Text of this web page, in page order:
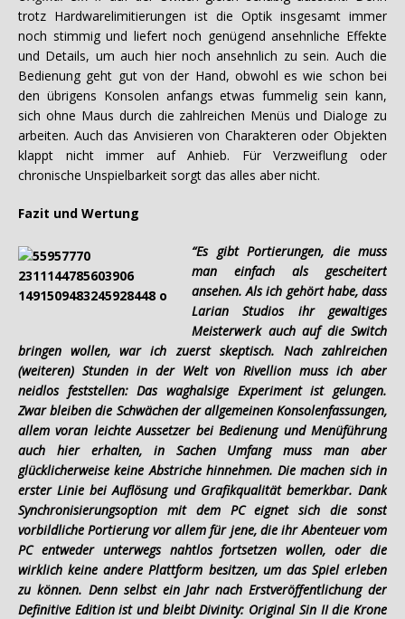
trotz Hardwarelimitierungen ist die Optik insgesamt immer
noch stimmig und liefert noch genügend ansehnliche Effekte
und Details, um auch hier noch ansehnlich zu sein. Auch die
Bedienung geht gut von der Hand, obwohl es wie schon bei
den übrigens Konsolen anfangs etwas fummelig sein kann,
sich ohne Maus durch die zahlreichen Menüs und Dialoge zu
arbeiten. Auch das Anvisieren von Charakteren oder Objekten
klappt nicht immer auf Anhieb. Für Verzweiflung oder
chronische Unspielbarkeit sorgt das alles aber nicht.
Fazit und Wertung
“Es gibt Portierungen, die muss
man einfach als gescheitert
ansehen. Als ich gehört habe, dass
Larian Studios ihr gewaltiges
Meisterwerk auch auf die Switch
bringen wollen, war ich zuerst skeptisch. Nach zahlreichen
(weiteren) Stunden in der Welt von Rivellion muss ich aber
neidlos feststellen: Das waghalsige Experiment ist gelungen.
Zwar bleiben die Schwächen der allgemeinen Konsolenfassungen,
allem voran leichte Aussetzer bei Bedienung und Menüführung
auch hier erhalten, in Sachen Umfang muss man aber
glücklicherweise keine Abstriche hinnehmen. Die machen sich in
erster Linie bei Auflösung und Grafikqualität bemerkbar. Dank
Synchronisierungsoption mit dem PC eignet sich die sonst
vorbildliche Portierung vor allem für jene, die ihr Abenteuer vom
PC entweder unterwegs nahtlos fortsetzen wollen, oder die
wirklich keine andere Plattform besitzen, um das Spiel erleben
zu können. Denn selbst ein Jahr nach Erstveröffentlichung der
Definitive Edition ist und bleibt Divinity: Original Sin II die Krone